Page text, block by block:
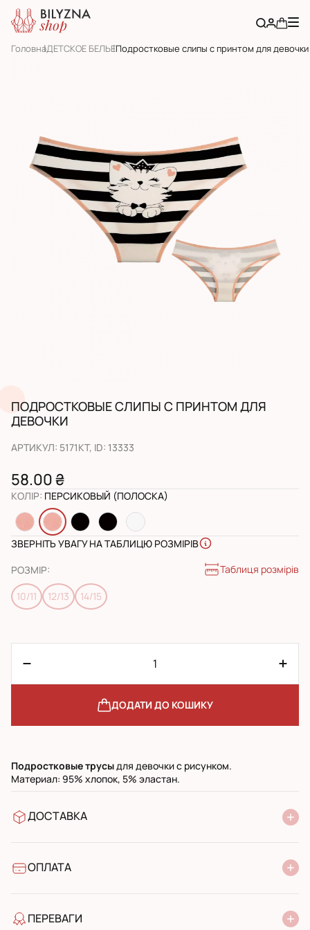
ГоловнаДЕТСКОЕ БЕЛЬЕПодростковые слипы с принтом для девочки
ПОДРОСТКОВЫЕ СЛИПЫ С ПРИНТОМ ДЛЯ
ДЕВОЧКИ
АРТИКУЛ: 5171KT, ID: 13333
58.00 ₴
КОЛІР: ПЕРСИКОВЫЙ (ПОЛОСКА)
ЗВЕРНІТЬ УВАГУ НА ТАБЛИЦЮ РОЗМІРІВ
РОЗМІР: Таблиця розмірів
10/11 12/13 14/15
ДОДАТИ ДО КОШИКУ
Подростковыетрусыдля девочки с рисунком.
Материал: 95% хлопок, 5% эластан.
ДОСТАВКА
УкрПошта стандарт
ОПЛАТА
Банківський переказ
ПЕРЕВАГИ